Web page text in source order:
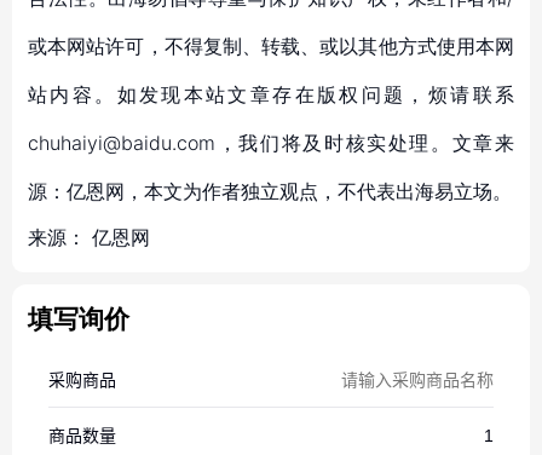
或本网站许可，不得复制、转载、或以其他方式使用本网
站内容。如发现本站文章存在版权问题，烦请联系
chuhaiyi@baidu.com，我们将及时核实处理。文章来
源：亿恩网，本文为作者独立观点，不代表出海易立场。
来源： 亿恩网
填写询价